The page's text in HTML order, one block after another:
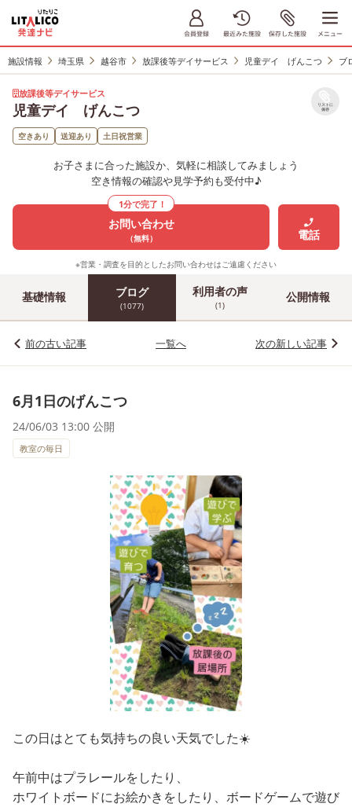
施設情報 埼玉県 越谷市 放課後等デイサービス 児童デイ げんこつ ブ
放課後等デイサービス
児童デイ げんこつ リストに
保存
空きあり 送迎あり 土日祝営業
お子さまに合った施設か、気軽に相談してみましょう
空き情報の確認や見学予約も受付中♪
1分で完了！
お問い合わせ
（無料） 電話
※営業・調査を目的としたお問い合わせはご遠慮ください
基礎情報 ブログ
(1077)
利用者の声
(1)
公開情報
前の古い記事 一覧へ 次の新しい記事
6月1日のげんこつ
24/06/03 13:00 公開
教室の毎日
この日はとても気持ちの良い天気でした☀️
午前中はプラレールをしたり、
ホワイトボードにお絵かきをしたり、ボードゲームで遊び